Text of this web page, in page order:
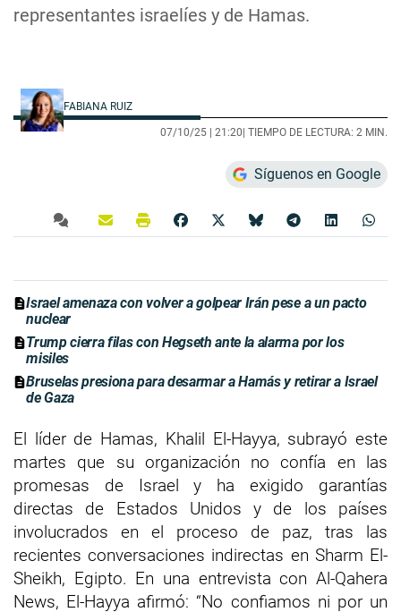
representantes israelíes y de Hamas.
FABIANA RUIZ
07/10/25 | 21:20 | TIEMPO DE LECTURA: 2 MIN.
Síguenos en Google
Israel amenaza con volver a golpear Irán pese a un pacto
nuclear
Trump cierra filas con Hegseth ante la alarma por los
misiles
Bruselas presiona para desarmar a Hamás y retirar a Israel
de Gaza
El líder de Hamas, Khalil El-Hayya, subrayó este
martes que su organización no confía en las
promesas de Israel y ha exigido garantías
directas de Estados Unidos y de los países
involucrados en el proceso de paz, tras las
recientes conversaciones indirectas en Sharm El-
Sheikh, Egipto. En una entrevista con Al-Qahera
News, El-Hayya afirmó: “No confiamos ni por un